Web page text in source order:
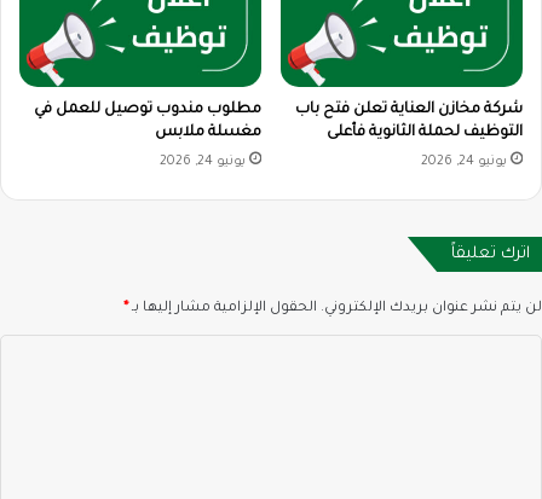
شركة مخازن العناية تعلن فتح باب
التوظيف لحملة الثانوية فأعلى
يونيو 24, 2026
مطلوب مندوب توصيل للعمل في
مغسلة ملابس
يونيو 24, 2026
اترك تعليقاً
لن يتم نشر عنوان بريدك الإلكتروني. الحقول الإلزامية مشار إليها بـ *